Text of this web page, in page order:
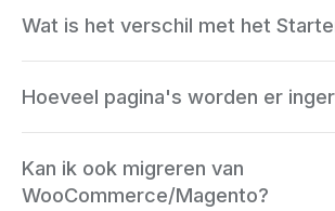
Wat is het verschil met het
logo design (2 opties), 2-uur strategie
expert support, en migratie-
Hoeveel pagina's worden er
verzendbeleid, retouren, plus 5 extra
keuze.
Kan ik ook migreren van
WooCommerce/Magento?